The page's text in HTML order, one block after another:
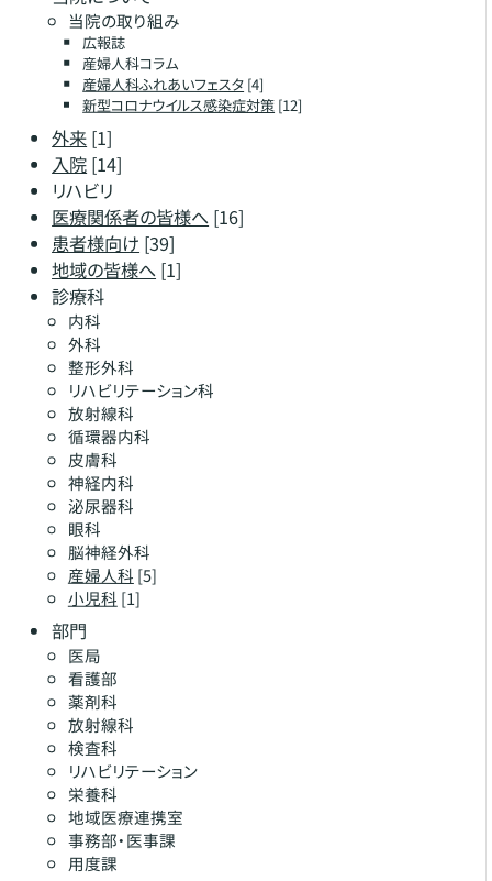
当院の取り組み
広報誌
産婦人科コラム
産婦人科ふれあいフェスタ[4]
新型コロナウイルス感染症対策[12]
外来[1]
入院[14]
リハビリ
医療関係者の皆様へ[16]
患者様向け [39]
地域の皆様へ[1]
診療科
内科
外科
整形外科
リハビリテーション科
放射線科
循環器内科
皮膚科
神経内科
泌尿器科
眼科
脳神経外科
産婦人科 [5]
小児科 [1]
部門
医局
看護部
薬剤科
放射線科
検査科
リハビリテーション
栄養科
地域医療連携室
事務部・医事課
用度課